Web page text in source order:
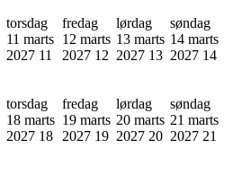
torsdag
11 marts
2027 11
fredag
12 marts
2027 12
lørdag
13 marts
2027 13
søndag
14 marts
2027 14
torsdag
18 marts
2027 18
fredag
19 marts
2027 19
lørdag
20 marts
2027 20
søndag
21 marts
2027 21